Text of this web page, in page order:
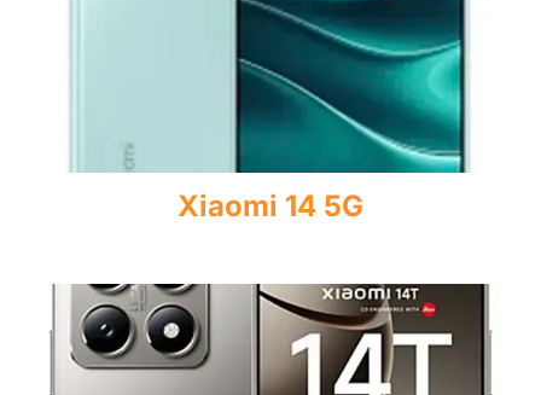
Xiaomi 14 5G